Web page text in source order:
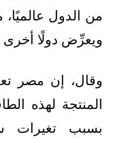
من الدول
ويعرِّض دولًا أخرى
وقال، إن مصر
المنتجة لهذه
بسبب تغيرات